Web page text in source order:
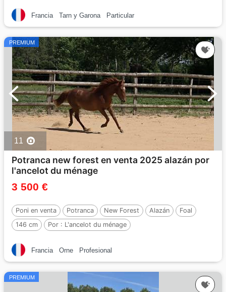
Francia Tarn y Garona Particular
PREMIUM
11
Potranca new forest en venta 2025 alazán por
l'ancelot du ménage
3 500 €
Poni en venta Potranca New Forest Alazán
Foal
146 cm
Por : L'ancelot du ménage
Francia Orne Profesional
PREMIUM